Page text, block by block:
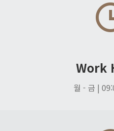
Work
월 - 금 |